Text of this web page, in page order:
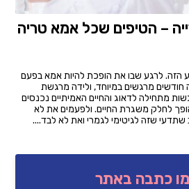
– הטיפים שכל אמא טריה
הזה. לרגע שבו את הופכת להיות אמא בפעם
מרגשים במיוחד, ולידה מרגשת
מתחילה לדאוג והחיים האמיתיים נכנסים
לחלק משגרת החיים. ולפעמים את לא
שזה לגיטימי לגמרי ואת לא לבד....
כתבה באתר